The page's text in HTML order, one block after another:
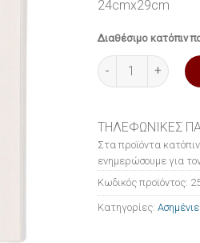
24cmx29cm
Διαθέσιμο κατόπιν
Εικόνα ασημένια
ΤΗΛΕΦΩΝΙΚΕΣ
Στα προϊόντα
ενημερώσουμε για
Κωδικός προϊόντος:
Κατηγορίες: